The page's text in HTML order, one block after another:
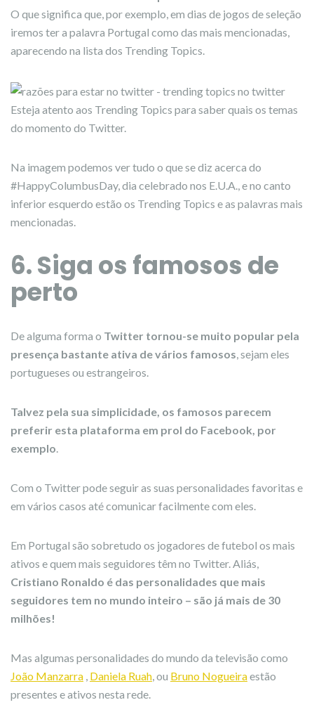
O que significa que, por exemplo, em dias de jogos de seleção
iremos ter a palavra Portugal como das mais mencionadas,
aparecendo na lista dos Trending Topics.
Esteja atento aos Trending Topics para saber quais os temas
do momento do Twitter.
Na imagem podemos ver tudo o que se diz acerca do
#HappyColumbusDay, dia celebrado nos E.U.A., e no canto
inferior esquerdo estão os Trending Topics e as palavras mais
mencionadas.
6. Siga os famosos de
perto
De alguma forma o Twitter tornou-se muito popular pela
presença bastante ativa de vários famosos, sejam eles
portugueses ou estrangeiros.
Talvez pela sua simplicidade, os famosos parecem
preferir esta plataforma em prol do Facebook, por
exemplo.
Com o Twitter pode seguir as suas personalidades favoritas e
em vários casos até comunicar facilmente com eles.
Em Portugal são sobretudo os jogadores de futebol os mais
ativos e quem mais seguidores têm no Twitter. Aliás,
Cristiano Ronaldo é das personalidades que mais
seguidores tem no mundo inteiro – são já mais de 30
milhões!
Mas algumas personalidades do mundo da televisão como
João Manzarra , Daniela Ruah, ou Bruno Nogueiraestão
presentes e ativos nesta rede.